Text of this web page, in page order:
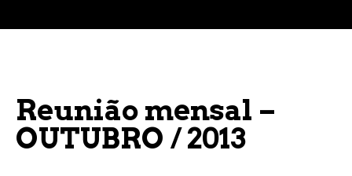
Reunião mensal –
OUTUBRO / 2013